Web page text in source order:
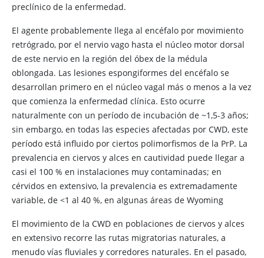
preclínico de la enfermedad.
El agente probablemente llega al encéfalo por movimiento
retrógrado, por el nervio vago hasta el núcleo motor dorsal
de este nervio en la región del óbex de la médula
oblongada. Las lesiones espongiformes del encéfalo se
desarrollan primero en el núcleo vagal más o menos a la vez
que comienza la enfermedad clínica. Esto ocurre
naturalmente con un período de incubación de ~1,5-3 años;
sin embargo, en todas las especies afectadas por CWD, este
período está influido por ciertos polimorfismos de la PrP. La
prevalencia en ciervos y alces en cautividad puede llegar a
casi el 100 % en instalaciones muy contaminadas; en
cérvidos en extensivo, la prevalencia es extremadamente
variable, de <1 al 40 %, en algunas áreas de Wyoming
El movimiento de la CWD en poblaciones de ciervos y alces
en extensivo recorre las rutas migratorias naturales, a
menudo vías fluviales y corredores naturales. En el pasado,